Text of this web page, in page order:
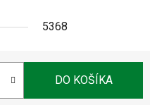
5368
DO KOŠÍKA